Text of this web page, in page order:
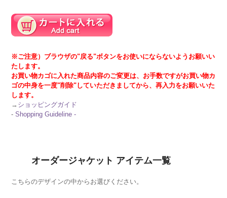
※ご注意）ブラウザの"戻る"ボタンをお使いにならないようお願いい
たします。
お買い物カゴに入れた商品内容のご変更は、お手数ですがお買い物カ
ゴの中身を一度"削除"していただきましてから、再入力をお願いいた
します。
→ ショッピングガイド
- Shopping Guideline -
オーダージャケット アイテム一覧
こちらのデザインの中からお選びください。